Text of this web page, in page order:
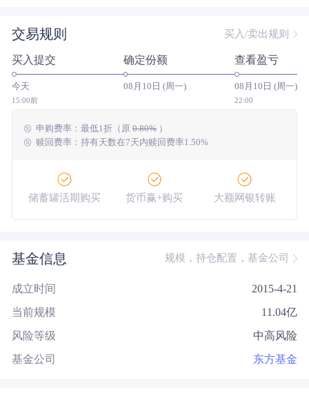
近三年 10/2109
近五年 167.97% 9.60% 26/1849
今年以来 8/2317
成立以来 264.17%
交易规则 买入/卖出规则
买入提交
今天
15:00前
确定份额
08月10日 (周一)
查看盈亏
08月10日 (周一)
22:00
申购费率： 最低1折（原 0.80%）
赎回费率：持有天数在7天内赎回费率1.50%
储蓄罐活期购买 货币赢+购买 大额网银转账
基金信息 规模，持仓配置，基金公司
成立时间 2015-4-21
当前规模 11.04亿
风险等级 中高风险
基金公司 东方基金